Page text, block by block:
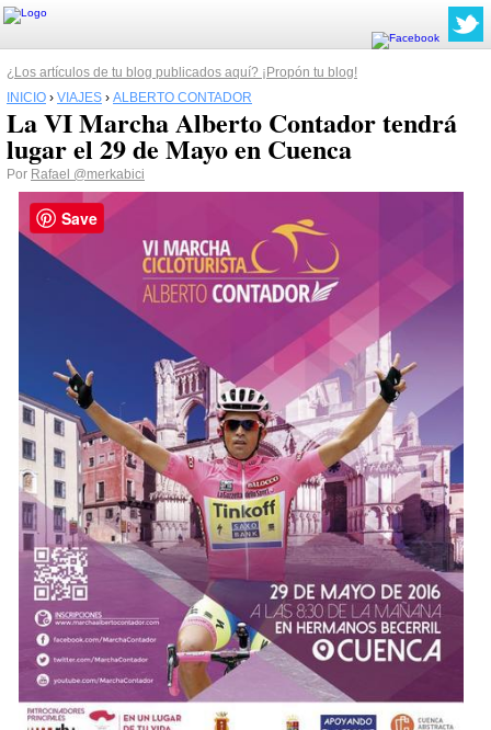
¿Los artículos de tu blog publicados aquí? ¡Propón tu blog!
INICIO › VIAJES › ALBERTO CONTADOR
La VI Marcha Alberto Contador tendrá
lugar el 29 de Mayo en Cuenca
Por Rafael @merkabici
Save